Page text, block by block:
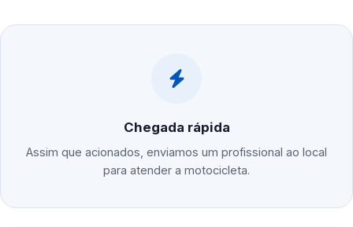
Chegada rápida
Assim que acionados, enviamos um profissional ao local
para atender a motocicleta.